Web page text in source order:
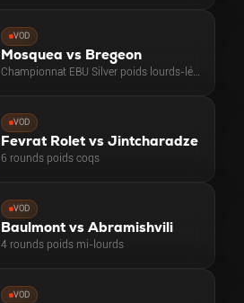
VOD
Mosquea vs Bregeon
VOD
Fevrat Rolet vs Jintcharadze
6 rounds poids coqs
VOD
Baulmont vs Abramishvili
4 rounds poids mi-lourds
VOD